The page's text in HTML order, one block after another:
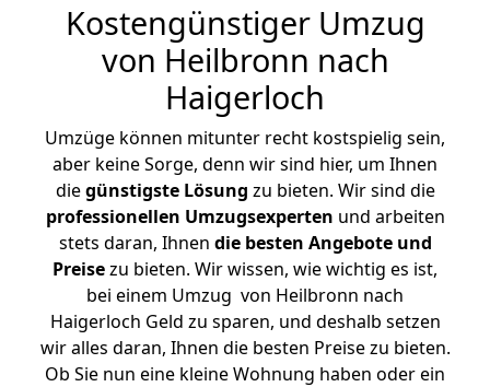
Kostengünstiger Umzug
von Heilbronn nach
Haigerloch
Umzüge können mitunter recht kostspielig sein,
aber keine Sorge, denn wir sind hier, um Ihnen
diegünstigste Lösung zu bieten. Wir sind die
professionellen Umzugsexperten und arbeiten
stets daran, Ihnen die besten Angebote und
Preisezu bieten. Wir wissen, wie wichtig es ist,
bei einem Umzug von Heilbronn nach
Haigerloch Geld zu sparen, und deshalb setzen
wir alles daran, Ihnen die besten Preise zu bieten.
Ob Sie nun eine kleine Wohnung haben oder ein